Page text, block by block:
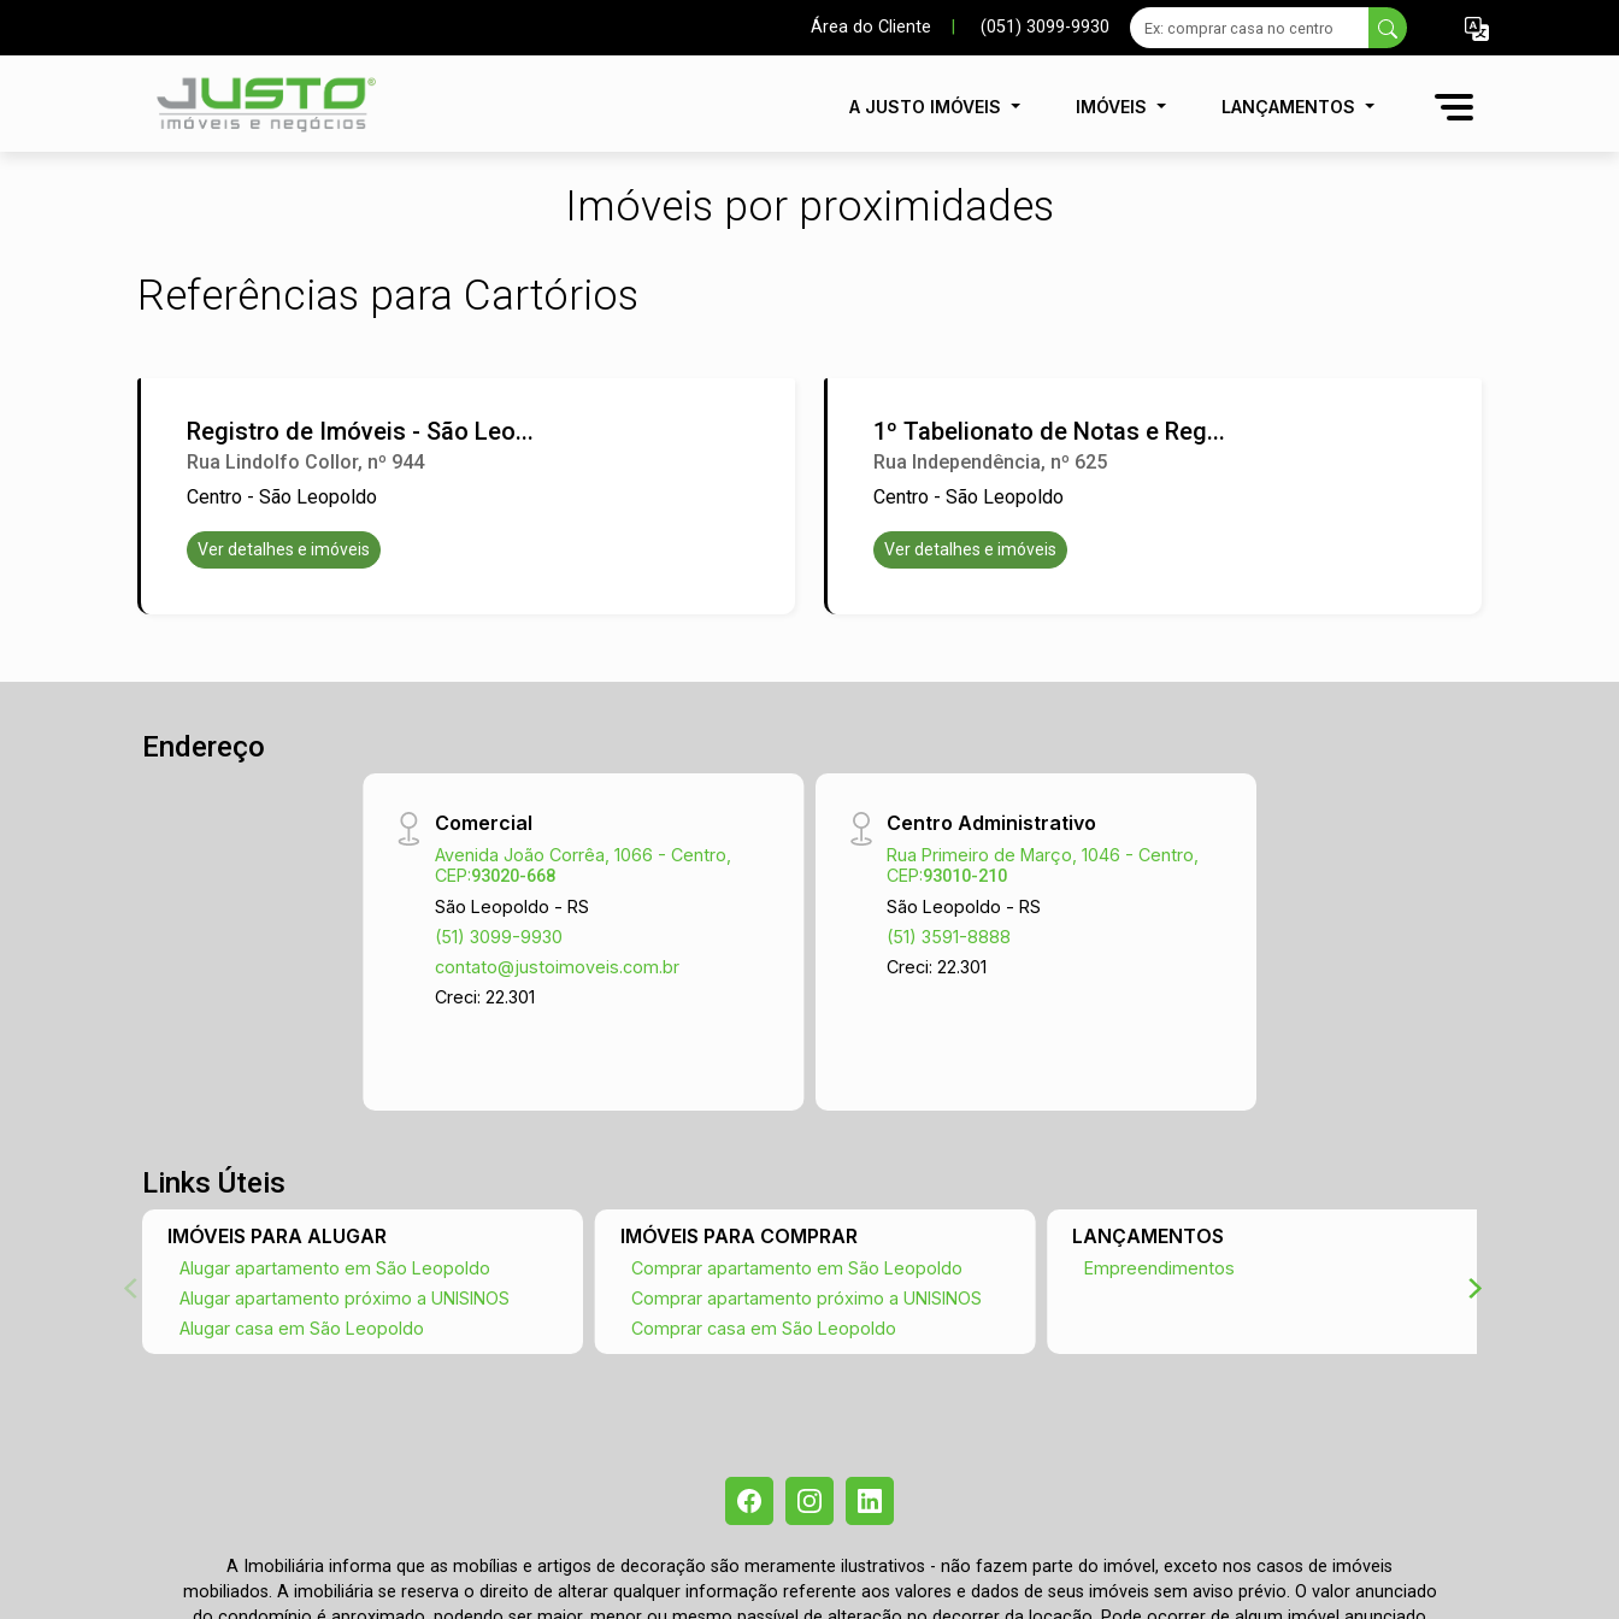
Área do Cliente (051) 3099-9930
A JUSTO IMÓVEIS IMÓVEIS LANÇAMENTOS
Imóveis por proximidades
Referências para Cartórios
Registro de Imóveis - São Leo...
Rua Lindolfo Collor, nº 944
Centro - São Leopoldo
Ver detalhes e imóveis
1º Tabelionato de Notas e Reg...
Rua Independência, nº 625
Centro - São Leopoldo
Ver detalhes e imóveis
Endereço
Comercial
Avenida João Corrêa, 1066 - Centro,
CEP:93020-668
São Leopoldo - RS
(51) 3099-9930
contato@justoimoveis.com.br
Creci: 22.301
Centro Administrativo
Rua Primeiro de Março, 1046 - Centro,
CEP:93010-210
São Leopoldo - RS
(51) 3591-8888
Creci: 22.301
Links Úteis
IMÓVEIS PARA ALUGAR
Alugar apartamento em São Leopoldo
Alugar apartamento próximo a UNISINOS
Alugar casa em São Leopoldo
IMÓVEIS PARA COMPRAR
Comprar apartamento em São Leopoldo
Comprar apartamento próximo a UNISINOS
Comprar casa em São Leopoldo
LANÇAMENTOS
Empreendimentos
A Imobiliária informa que as mobílias e artigos de decoração são meramente ilustrativos - não fazem parte do imóvel, exceto nos casos de imóveis
mobiliados. A imobiliária se reserva o direito de alterar qualquer informação referente aos valores e dados de seus imóveis sem aviso prévio. O valor anunciado